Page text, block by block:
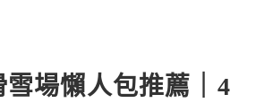
雪場懶人包推薦｜4